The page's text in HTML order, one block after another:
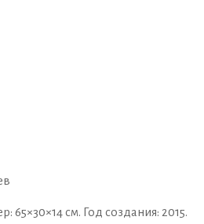
65×30×14 см. Год создания: 2015.